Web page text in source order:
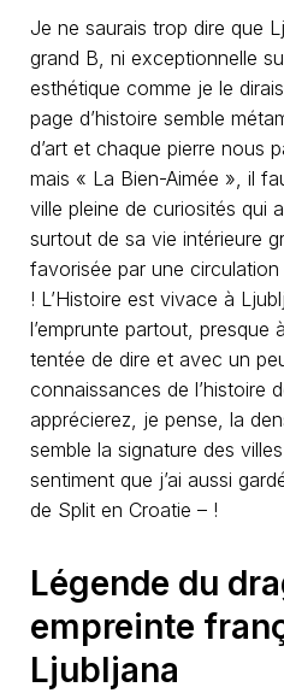
Je ne saurais trop dire que
grand B, ni exceptionnelle
esthétique comme je le
page d’histoire semble
d’art et chaque pierre nous
mais « La Bien-Aimée », il
ville pleine de curiosités qui
surtout de sa vie intérieure
favorisée par une
! L’Histoire est vivace à
l’emprunte partout, presque
tentée de dire et avec un
connaissances de l’histoire
apprécierez, je pense, la
semble la signature des
sentiment que j’ai aussi
de Split en Croatie – !
Légende du
empreinte
Ljubljana